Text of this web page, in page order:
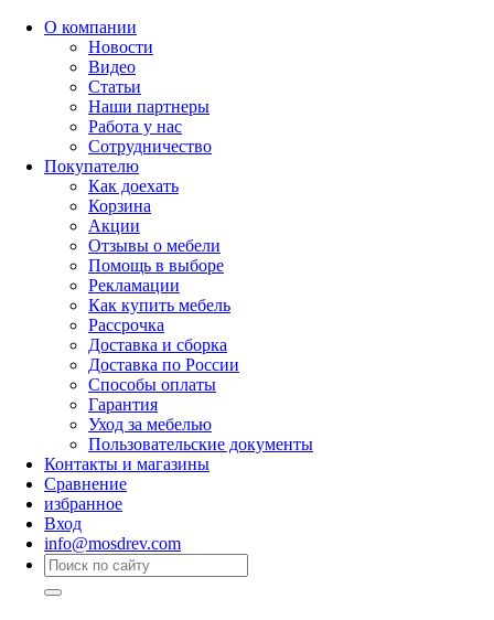
О компании
Новости
Видео
Статьи
Наши партнеры
Работа у нас
Сотрудничество
Покупателю
Как доехать
Корзина
Акции
Отзывы о мебели
Помощь в выборе
Рекламации
Как купить мебель
Рассрочка
Доставка и сборка
Доставка по России
Способы оплаты
Гарантия
Уход за мебелью
Пользовательские документы
Контакты и магазины
Сравнение
избранное
Вход
info@mosdrev.com